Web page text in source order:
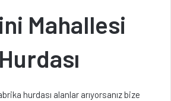
Mahallesi
hurdası alanlar arıyorsanız bize